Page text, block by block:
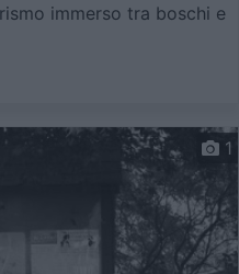
immerso tra boschi e
1